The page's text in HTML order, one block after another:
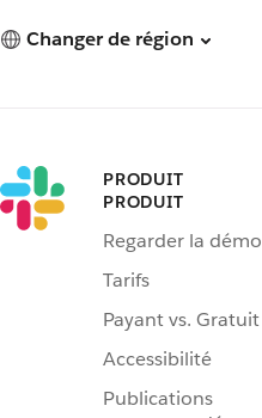
Changer de région
PRODUIT
PRODUIT
Regarder la démo
Tarifs
Payant vs. Gratuit
Accessibilité
Publications